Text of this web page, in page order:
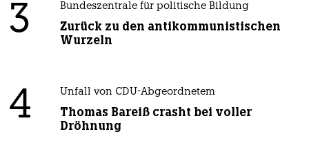
3 Bundeszentrale für politische Bildung
Zurück zu den antikommunistischen
Wurzeln
4 Unfall von CDU-Abgeordnetem
Thomas Bareiß crasht bei voller
Dröhnung